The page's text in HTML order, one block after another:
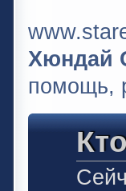
Хюндай
помощь,